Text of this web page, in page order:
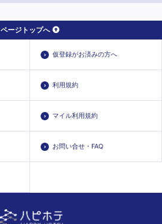
ページトップへ
仮登録がお済みの方へ
利用規約
マイル利用規約
お問い合せ・FAQ